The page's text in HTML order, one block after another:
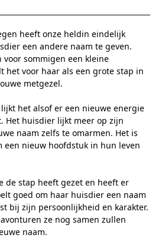
heeft onze heldin eindelijk
een andere naam te geven.
voor sommigen een kleine
het voor haar als een grote stap in
metgezel.
het alsof er een nieuwe energie
Het huisdier lijkt meer op zijn
naam zelfs te omarmen. Het is
een nieuw hoofdstuk in hun leven
de stap heeft gezet en heeft er
goed om haar huisdier een naam
bij zijn persoonlijkheid en karakter.
ze nog samen zullen
naam.